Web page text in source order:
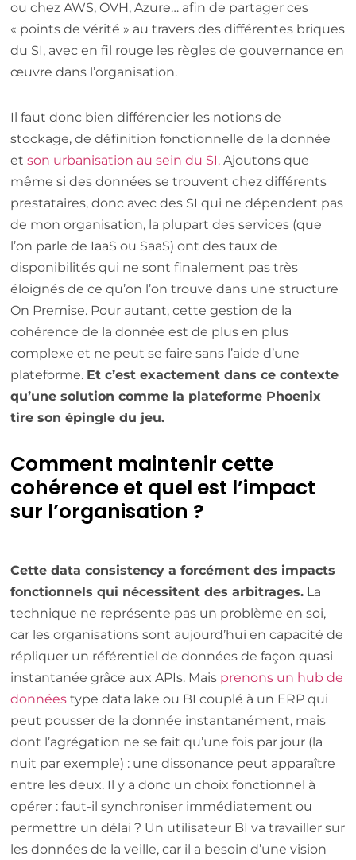
ou chez AWS, OVH, Azure… afin de partager ces
« points de vérité » au travers des différentes briques
du SI, avec en fil rouge les règles de gouvernance en
œuvre dans l’organisation.
Il faut donc bien différencier les notions de
stockage, de définition fonctionnelle de la donnée
etson urbanisation au sein du SI. Ajoutons que
même si des données se trouvent chez différents
prestataires, donc avec des SI qui ne dépendent pas
de mon organisation, la plupart des services (que
l’on parle de IaaS ou SaaS) ont des taux de
disponibilités qui ne sont finalement pas très
éloignés de ce qu’on l’on trouve dans une structure
On Premise. Pour autant, cette gestion de la
cohérence de la donnée est de plus en plus
complexe et ne peut se faire sans l’aide d’une
plateforme. Et c’est exactement dans ce contexte
qu’une solution comme la plateforme Phoenix
tire son épingle du jeu.
Comment maintenir cette
cohérence et quel est l’impact
sur l’organisation ?
Cette data consistency a forcément des impacts
fonctionnels qui nécessitent des arbitrages. La
technique ne représente pas un problème en soi,
car les organisations sont aujourd’hui en capacité de
répliquer un référentiel de données de façon quasi
instantanée grâce aux APIs. Mais prenons un hub de
données type data lake ou BI couplé à un ERP qui
peut pousser de la donnée instantanément, mais
dont l’agrégation ne se fait qu’une fois par jour (la
nuit par exemple) : une dissonance peut apparaître
entre les deux. Il y a donc un choix fonctionnel à
opérer : faut-il synchroniser immédiatement ou
permettre un délai ? Un utilisateur BI va travailler sur
les données de la veille, car il a besoin d’une vision